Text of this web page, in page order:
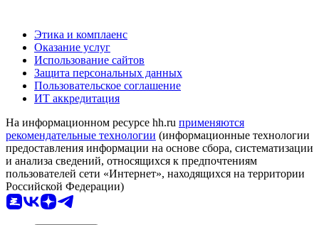
Этика и комплаенс
Оказание услуг
Использование сайтов
Защита персональных данных
Пользовательское соглашение
ИТ аккредитация
На информационном ресурсе hh.ru применяются
рекомендательные технологии (информационные технологии
предоставления информации на основе сбора, систематизации
и анализа сведений, относящихся к предпочтениям
пользователей сети «Интернет», находящихся на территории
Российской Федерации)